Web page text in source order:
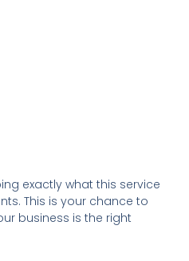
exactly what this service
This is your chance to
business is the right